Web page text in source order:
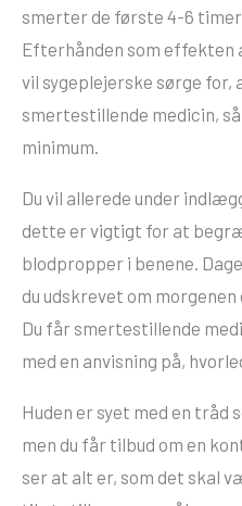
smerter de første 4-6
Efterhånden som effekten
vil sygeplejerske sørge for,
smertestillende medicin,
minimum.
Du vil allerede under
dette er vigtigt for at
blodpropper i benene.
du udskrevet om
Du får smertestillende
med en anvisning på,
Huden er syet med en tråd
men du får tilbud om en
ser at alt er, som det skal